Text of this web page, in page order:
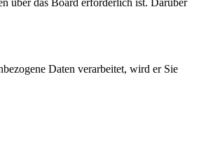
über das Board erforderlich ist. Darüber
Daten verarbeitet, wird er Sie